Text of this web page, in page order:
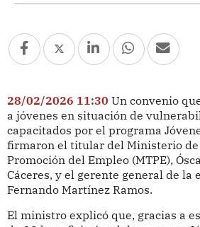
28/02/2026 11:30 Un convenio
a jóvenes en situación de
capacitados por el programa
firmaron el titular del Ministerio de
Promoción del Empleo (MTPE),
Cáceres, y el gerente general de la
Fernando Martínez Ramos.
El ministro explicó que, gracias a